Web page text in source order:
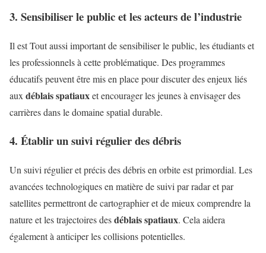
3. Sensibiliser le public et les acteurs de l’industrie
Il est Tout aussi important de sensibiliser le public, les étudiants et
les professionnels à cette problématique. Des programmes
éducatifs peuvent être mis en place pour discuter des enjeux liés
aux déblais spatiauxet encourager les jeunes à envisager des
carrières dans le domaine spatial durable.
4. Établir un suivi régulier des débris
Un suivi régulier et précis des débris en orbite est primordial. Les
avancées technologiques en matière de suivi par radar et par
satellites permettront de cartographier et de mieux comprendre la
nature et les trajectoires desdéblais spatiaux. Cela aidera
également à anticiper les collisions potentielles.